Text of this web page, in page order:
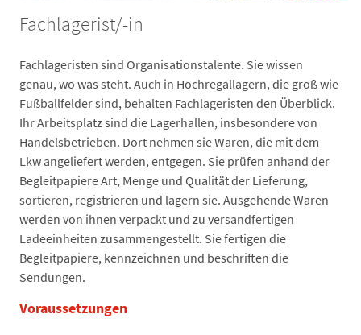
Fachlagerist/-in
Fachlageristen sind Organisationstalente. Sie wissen
genau, wo was steht. Auch in Hochregallagern, die groß wie
Fußballfelder sind, behalten Fachlageristen den Überblick.
Ihr Arbeitsplatz sind die Lagerhallen, insbesondere von
Handelsbetrieben. Dort nehmen sie Waren, die mit dem
Lkw angeliefert werden, entgegen. Sie prüfen anhand der
Begleitpapiere Art, Menge und Qualität der Lieferung,
sortieren, registrieren und lagern sie. Ausgehende Waren
werden von ihnen verpackt und zu versandfertigen
Ladeeinheiten zusammengestellt. Sie fertigen die
Begleitpapiere, kennzeichnen und beschriften die
Sendungen.
Voraussetzungen